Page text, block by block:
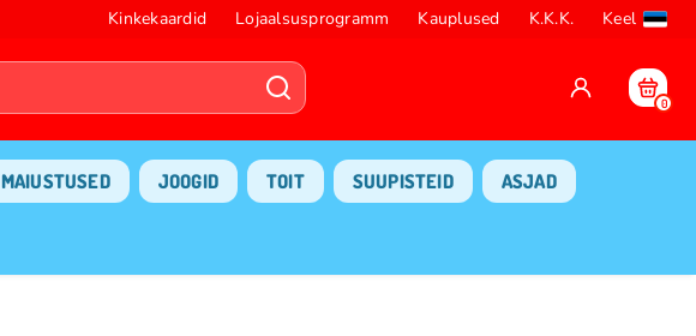
Kinkekaardid Lojaalsusprogramm Kauplused K.K.K. Keel
0
MAIUSTUSED JOOGID TOIT SUUPISTEID ASJAD